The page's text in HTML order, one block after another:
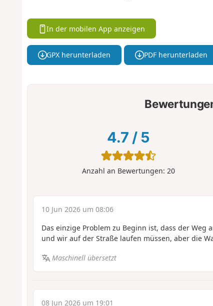
In der mobilen App anzeigen
GPX herunterladen PDF herunterladen
4.7 / 5
Anzahl an Bewertungen: 20
10 Jun 2026 um 08:06
Das einzige Problem zu Beginn ist, dass der Weg
und wir auf der Straße laufen müssen, aber die
Maschinell übersetzt
08 Jun 2026 um 19:01